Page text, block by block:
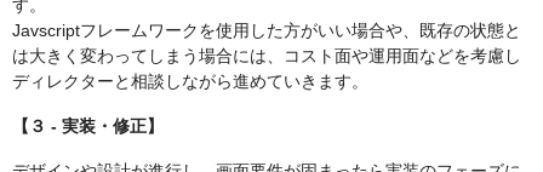
す。
Javscriptフレームワークを使用した方がいい場合や、既存の状態と
は大きく変わってしまう場合には、コスト面や運用面などを考慮し
ディレクターと相談しながら進めていきます。
【３ - 実装・修正】